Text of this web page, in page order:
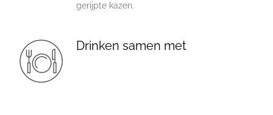
gerijpte kazen.
Drinken samen met